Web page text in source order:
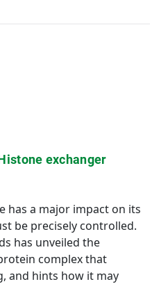
exchanger
has a major impact on its
be precisely controlled.
has unveiled the
complex that
and hints how it may